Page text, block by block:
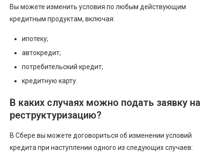
Вы можете изменить условия по любым действующим
кредитным продуктам, включая:
ипотеку;
автокредит;
потребительский кредит;
кредитную карту.
В каких случаях можно подать заявку на
реструктуризацию?
В Сбере вы можете договориться об изменении условий
кредита при наступлении одного из следующих случаев: